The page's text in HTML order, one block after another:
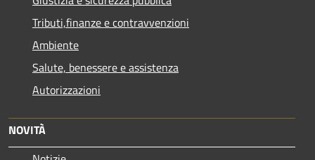
Tributi,finanze e contravvenzioni
Ambiente
Salute, benessere e assistenza
Autorizzazioni
NOVITÀ